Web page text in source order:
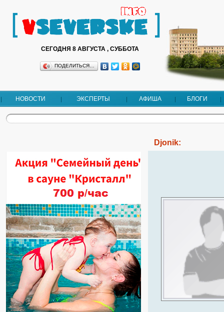
СЕГОДНЯ 8 АВГУСТА , СУББОТА
ПОДЕЛИТЬСЯ…
НОВОСТИ ЭКСПЕРТЫ АФИША БЛОГИ
Djonik: